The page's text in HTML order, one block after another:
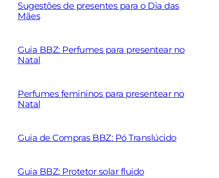
Sugestões de presentes para o Dia das
Mães
Guia BBZ: Perfumes para presentear no
Natal
Perfumes femininos para presentear no
Natal
Guia de Compras BBZ: Pó Translúcido
Guia BBZ: Protetor solar fluido